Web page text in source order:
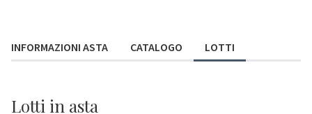
INFORMAZIONI ASTA CATALOGO LOTTI
Lotti in asta